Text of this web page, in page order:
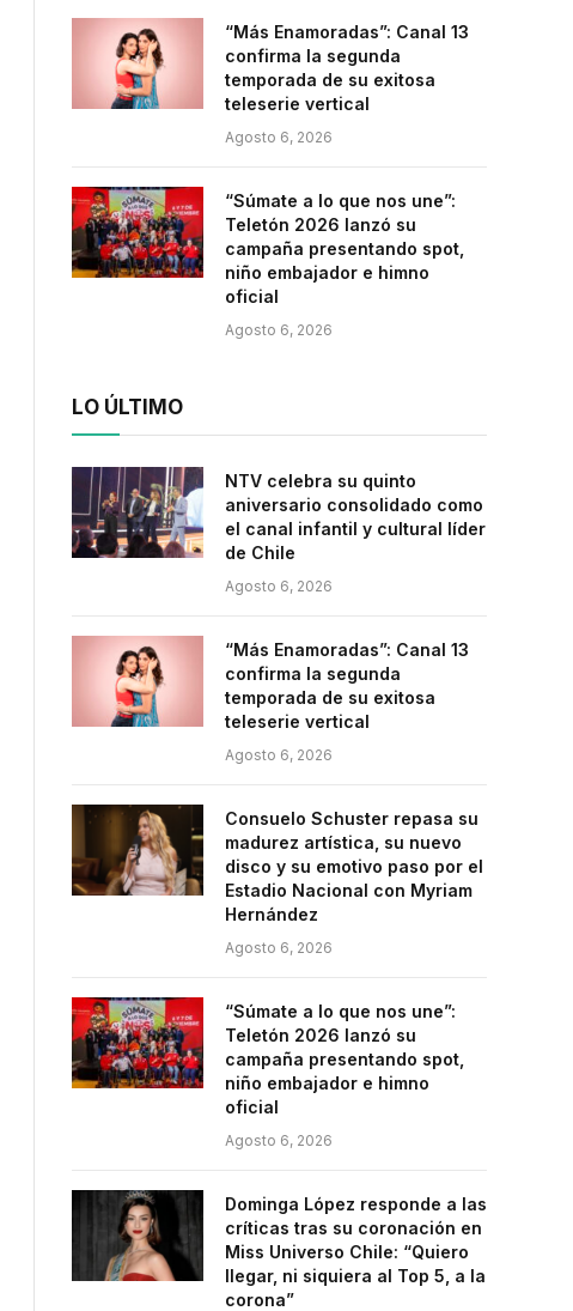
“Más Enamoradas”: Canal 13
confirma la segunda
temporada de su exitosa
teleserie vertical
Agosto 6, 2026
“Súmate a lo que nos une”:
Teletón 2026 lanzó su
campaña presentando spot,
niño embajador e himno
oficial
Agosto 6, 2026
LO ÚLTIMO
NTV celebra su quinto
aniversario consolidado como
el canal infantil y cultural líder
de Chile
Agosto 6, 2026
“Más Enamoradas”: Canal 13
confirma la segunda
temporada de su exitosa
teleserie vertical
Agosto 6, 2026
Consuelo Schuster repasa su
madurez artística, su nuevo
disco y su emotivo paso por el
Estadio Nacional con Myriam
Hernández
Agosto 6, 2026
“Súmate a lo que nos une”:
Teletón 2026 lanzó su
campaña presentando spot,
niño embajador e himno
oficial
Agosto 6, 2026
Dominga López responde a las
críticas tras su coronación en
Miss Universo Chile: “Quiero
llegar, ni siquiera al Top 5, a la
corona”